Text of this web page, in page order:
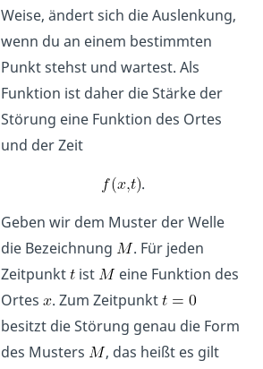
Weise, ändert sich die Auslenkung,
wenn du an einem bestimmten
Punkt stehst und wartest. Als
Funktion ist daher die Stärke der
Störung eine Funktion des Ortes
und der Zeit
.
Geben wir dem Muster der Welle
die Bezeichnung
. Für jeden
Zeitpunkt ist
eine Funktion des
Ortes . Zum Zeitpunkt
besitzt die Störung genau die Form
des Musters
, das heißt es gilt